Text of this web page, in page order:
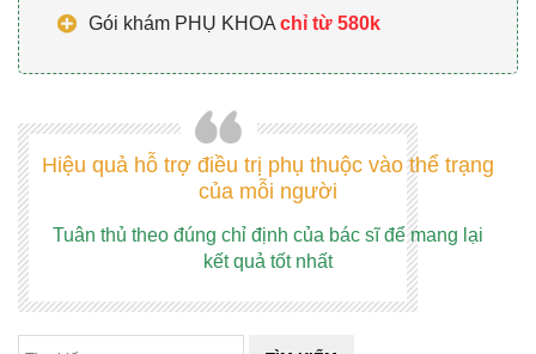
Gói khám PHỤ KHOA chỉ từ 580k
Hiệu quả hỗ trợ điều trị phụ thuộc vào thể trạng
của mỗi người
Tuân thủ theo đúng chỉ định của bác sĩ để mang lại
kết quả tốt nhất